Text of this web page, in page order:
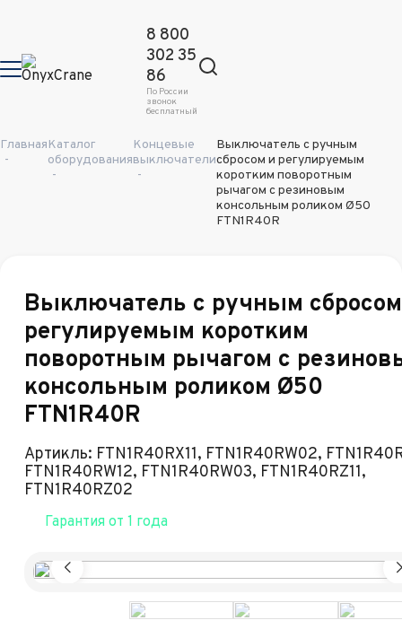
8 800
302 35
86
По России
звонок
бесплатный
Главная
-
Каталог
оборудования
-
Концевые
выключатели
-
Выключатель с ручным
сбросом и регулируемым
коротким поворотным
рычагом с резиновым
консольным роликом Ø50
FTN1R40R
Выключатель с ручным
регулируемым коротким
поворотным рычагом с
консольным роликом Ø50
FTN1R40R
Артикль: FTN1R40RX11, FTN1R40RW02,
FTN1R40RW12, FTN1R40RW03, FTN1R40RZ11,
FTN1R40RZ02
Гарантия от 1 года